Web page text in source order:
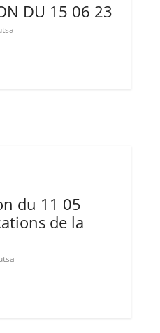
DU 15 06 23
du 11 05
de la